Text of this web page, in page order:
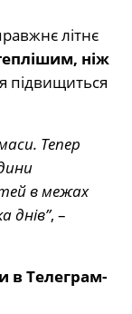
літнє
ніж
підвищиться
Тепер
в межах
днів”, –
в Телеграм-